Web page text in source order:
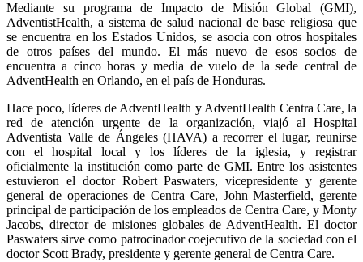
Mediante su programa de Impacto de Misión Global (GMI),
AdventistHealth, a sistema de salud nacional de base religiosa que
se encuentra en los Estados Unidos, se asocia con otros hospitales
de otros países del mundo. El más nuevo de esos socios de
encuentra a cinco horas y media de vuelo de la sede central de
AdventHealth en Orlando, en el país de Honduras.
Hace poco, líderes de AdventHealth y AdventHealth Centra Care, la
red de atención urgente de la organización, viajó al Hospital
Adventista Valle de Ángeles (HAVA) a recorrer el lugar, reunirse
con el hospital local y los líderes de la iglesia, y registrar
oficialmente la institución como parte de GMI. Entre los asistentes
estuvieron el doctor Robert Paswaters, vicepresidente y gerente
general de operaciones de Centra Care, John Masterfield, gerente
principal de participación de los empleados de Centra Care, y Monty
Jacobs, director de misiones globales de AdventHealth. El doctor
Paswaters sirve como patrocinador coejecutivo de la sociedad con el
doctor Scott Brady, presidente y gerente general de Centra Care.